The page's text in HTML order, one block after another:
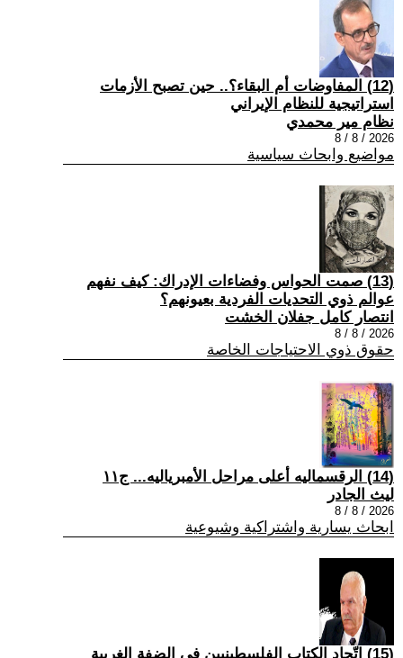
(12) المفاوضات أم البقاء؟.. حين تصبح الأزمات
استراتيجية للنظام الإيراني
نظام مير محمدي
2026 / 8 / 8
مواضيع وابحاث سياسية
(13) صمت الحواس وفضاءات الإدراك: كيف نفهم
عوالم ذوي التحديات الفردية بعيونهم؟
انتصار كامل جفلان الخشت
2026 / 8 / 8
حقوق ذوي الاحتياجات الخاصة
(14) الرقسماليه أعلى مراحل الأمبرياليه... ج١١
ليث الجادر
2026 / 8 / 8
ابحاث يسارية واشتراكية وشيوعية
(15) اتّحاد الكتاب الفلسطينيين في الضفة الغربية